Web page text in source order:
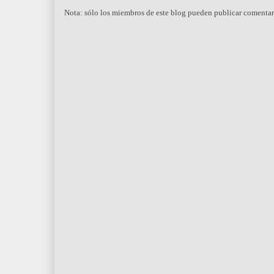
Nota: sólo los miembros de este blog pueden publicar